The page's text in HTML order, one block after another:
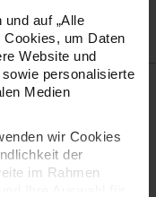
auf „Alle
um Daten
Website und
personalisierte
Medien
wir Cookies
der
im Rahmen
sind der perfekte
im Doppelpack